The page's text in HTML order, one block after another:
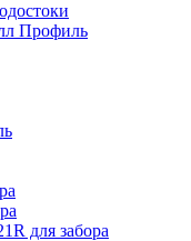
Профиль
для забора